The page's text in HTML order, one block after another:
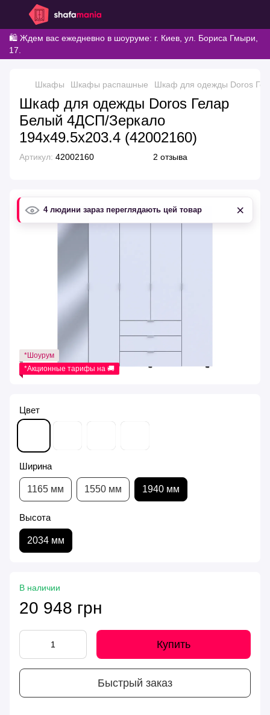
🛍️ Ждем вас ежедневно в шоуруме: г. Киев, ул. Бориса Гмыри,
17.
Шкафы Шкафы распашные Шкаф для одежды Doros
Шкаф для одежды Doros Гелар
Белый 4ДСП/Зеркало
194х49.5х203.4 (42002160)
Артикул: 42002160 2 отзыва
*Шоурум
*Акционные тарифы на 🚚
4 людини зараз переглядають цей товар ×
Цвет
Ширина
1165 мм 1550 мм 1940 мм
Высота
2034 мм
В наличии
20 948 грн
Купить
Быстрый заказ